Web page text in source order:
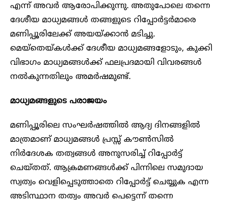
എന്ന് അവർ ആരോപിക്കുന്നു. അതുപോലെ തന്നെ
ദേശീയ മാധ്യമങ്ങൾ തങ്ങളുടെ റിപ്പോർട്ടർമാരെ
മണിപ്പൂരിലേക്ക് അയയ്ക്കാൻ മടിച്ചു.
മെയ്തെയ്കൾക്ക് ദേശീയ മാധ്യമങ്ങളോടും, കുക്കി
വിഭാഗം മാധ്യമങ്ങൾക്ക് ഫലപ്രദമായി വിവരങ്ങൾ
നൽകുന്നതിലും അമർഷമുണ്ട്.
മാധ്യമങ്ങളുടെ പരാജയം
മണിപ്പൂരിലെ സംഘർഷത്തിൽ ആദ്യ ദിനങ്ങളിൽ
മാത്രമാണ് മാധ്യമങ്ങൾ പ്രസ്സ് കൗൺസിൽ
നിർദേശക തത്വങ്ങൾ അനുസരിച്ച് റിപ്പോർട്ട്
ചെയ്തത്. ആക്രമണങ്ങൾക്ക് പിന്നിലെ സമുദായ
സ്വത്വം വെളിപ്പെടുത്താതെ റിപ്പോർട്ട് ചെയ്യുക എന്ന
അടിസ്ഥാന തത്വം അവർ പെട്ടെന്ന് തന്നെ